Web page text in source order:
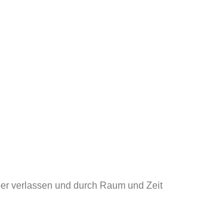
verlassen und durch Raum und Zeit